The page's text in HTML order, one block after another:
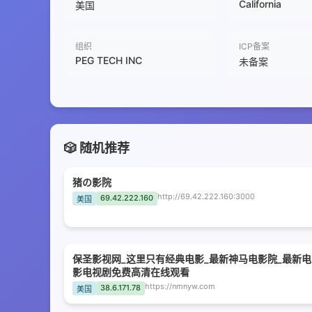
美国 California
组织
PEG TECH INC
ICP备案
未备案
🎲 随机推荐
猪の影院
美国 69.42.222.160 http://69.42.222.160:3000
保圣影视网_这里只有经典电影_最新神马电影院_最新电
影电视剧免费高清在线观看
美国 38.6.171.78 https://nmnyw.com